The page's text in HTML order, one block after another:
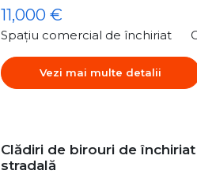
11,000 €
Spațiu comercial de închiriat
Vezi mai multe detalii
Clădiri de birouri de
stradală